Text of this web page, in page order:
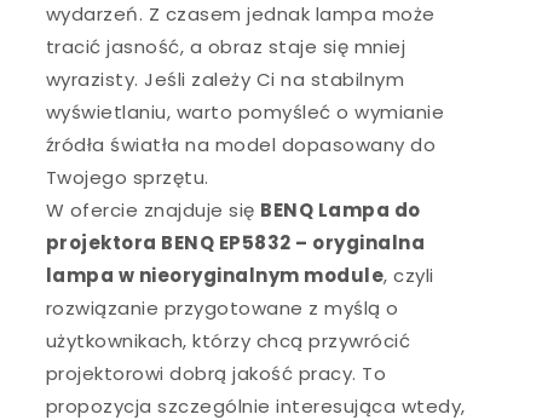
wydarzeń. Z czasem jednak lampa może
tracić jasność, a obraz staje się mniej
wyrazisty. Jeśli zależy Ci na stabilnym
wyświetlaniu, warto pomyśleć o wymianie
źródła światła na model dopasowany do
Twojego sprzętu.
W ofercie znajduje się BENQ Lampa do
projektora BENQ EP5832 – oryginalna
lampa w nieoryginalnym module, czyli
rozwiązanie przygotowane z myślą o
użytkownikach, którzy chcą przywrócić
projektorowi dobrą jakość pracy. To
propozycja szczególnie interesująca wtedy,